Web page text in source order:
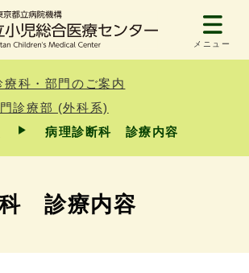
メニュー
療科・部門のご案内
診療部 (外科系)
病理診断科 診療内容
診療内容